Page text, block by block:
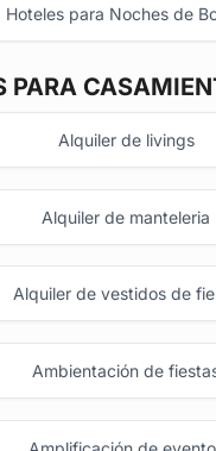
Hoteles para Noches de
PARA
Alquiler de livings
Alquiler de manteleria
Alquiler de vestidos de
Ambientación de